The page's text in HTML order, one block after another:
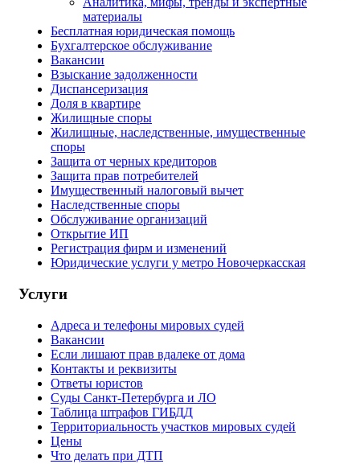
материалы
Бесплатная юридическая помощь
Бухгалтерское обслуживание
Вакансии
Взыскание задолженности
Диспансеризация
Доля в квартире
Жилищные споры
Жилищные, наследственные, имущественные
споры
Защита от черных кредиторов
Защита прав потребителей
Имущественный налоговый вычет
Наследственные споры
Обслуживание организаций
Открытие ИП
Регистрация фирм и изменений
Юридические услуги у метро Новочеркасская
Услуги
Адреса и телефоны мировых судей
Вакансии
Если лишают прав вдалеке от дома
Контакты и реквизиты
Ответы юристов
Суды Санкт-Петербурга и ЛО
Таблица штрафов ГИБДД
Территориальность участков мировых судей
Цены
Что делать при ДТП